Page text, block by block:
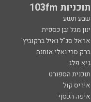
תוכניות 103fm
שבע תשע
ינון מגל ובן כספית
אראל סג"ל ואיל ברקוביץ'
ברק סרי ואלי אוחנה
גיא פלג
תוכנית הספורט
איריס קול
איפה הכסף